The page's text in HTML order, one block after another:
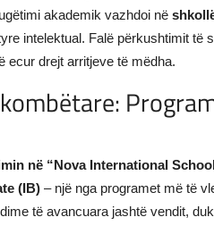
akademik vazhdoi në
intelektual. Falë përkushtimit
ecur drejt arritjeve të mëdha.
në “Nova International
(IB) – një nga programet më të
të avancuara jashtë vendit,